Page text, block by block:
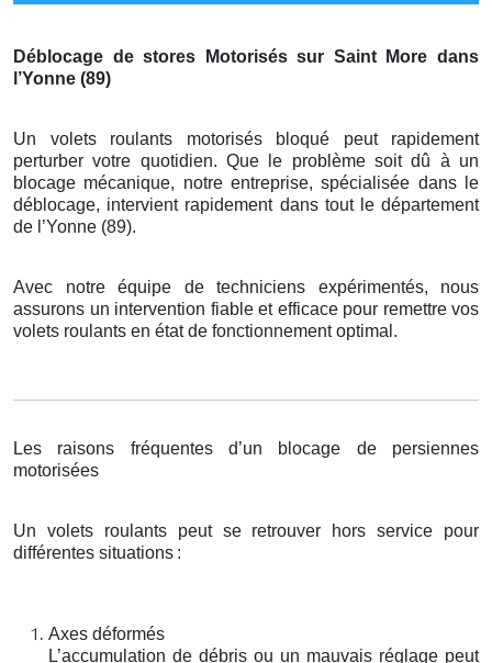
Déblocage de stores Motorisés sur Saint More dans
l’Yonne (89)
Un volets roulants motorisés bloqué peut rapidement
perturber votre quotidien. Que le problème soit dû à un
blocage mécanique, notre entreprise, spécialisée dans le
déblocage, intervient rapidement dans tout le département
de l’Yonne (89).
Avec notre équipe de techniciens expérimentés, nous
assurons un intervention fiable et efficace pour remettre vos
volets roulants en état de fonctionnement optimal.
Les raisons fréquentes d’un blocage de persiennes
motorisées
Un volets roulants peut se retrouver hors service pour
différentes situations :
Axes déformés
L’accumulation de débris ou un mauvais réglage peut